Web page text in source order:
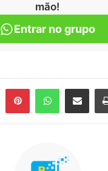
mão!
Entrar no grupo
FacebookPinterestWhatsApp
Compartilhar via e-mail